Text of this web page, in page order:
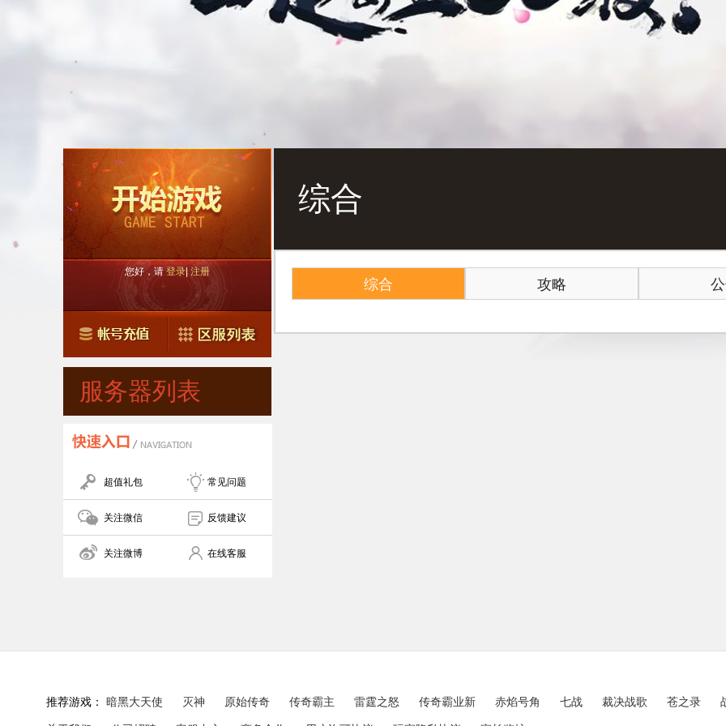
您好，请登录 |注册
服务器列表
超值礼包 常见问题
关注微信 反馈建议
关注微博 在线客服
综合
综合 攻略
推荐游戏： 暗黑大天使 灭神 原始传奇 传奇霸主 雷霆之怒 传奇霸业新 赤焰号角 七战 裁决战歌 苍之录